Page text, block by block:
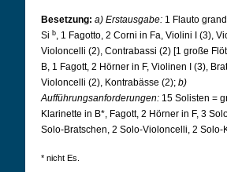
Besetzung: a) Erstausgabe: 1 Flauto
Si b, 1 Fagotto, 2 Corni in Fa, Violini I (3),
Violoncelli (2), Contrabassi (2) [1 große
B, 1 Fagott, 2 Hörner in F, Violinen I (3),
Violoncelli (2), Kontrabässe (2); b)
Aufführungsanforderungen: 15 Solisten =
Klarinette in B*, Fagott, 2 Hörner in F, 3
Solo-Bratschen, 2 Solo-Violoncelli, 2 Solo-
* nicht Es.